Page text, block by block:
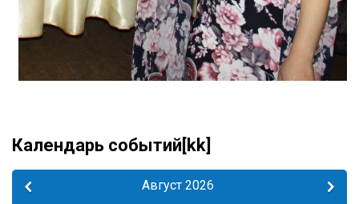
Календарь событий[kk]
Август 2026